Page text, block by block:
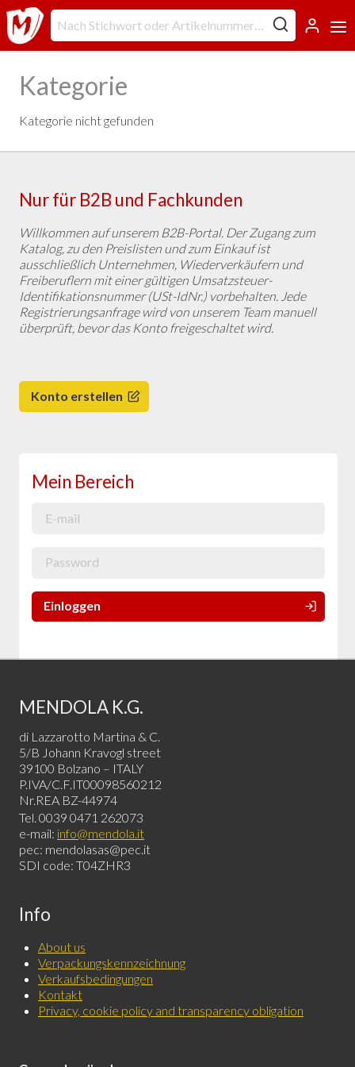
Kategorie
Kategorie nicht gefunden
Nur für B2B und Fachkunden
Willkommen auf unserem B2B-Portal. Der Zugang zum
Katalog, zu den Preislisten und zum Einkauf ist
ausschließlich Unternehmen, Wiederverkäufern und
Freiberuflern mit einer gültigen Umsatzsteuer-
Identifikationsnummer (USt-IdNr.) vorbehalten. Jede
Registrierungsanfrage wird von unserem Team manuell
überprüft, bevor das Konto freigeschaltet wird.
Konto erstellen
Mein Bereich
Einloggen
MENDOLA K.G.
di Lazzarotto Martina & C.
5/B Johann Kravogl street
39100 Bolzano – ITALY
P.IVA/C.F.IT00098560212
Nr.REA BZ-44974
Tel. 0039 0471 262073
e-mail: info@mendola.it
pec: mendolasas@pec.it
SDI code: T04ZHR3
Info
About us
Verpackungskennzeichnung
Verkaufsbedingungen
Kontakt
Privacy, cookie policy and transparency obligation